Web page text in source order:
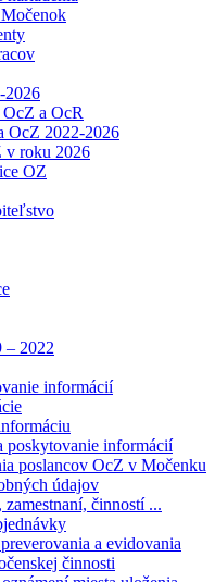
2026
a OcR
OcZ 2022-2026
v roku 2026
OZ
– 2022
informácií
poskytovanie informácií
poslancov OcZ v Močenku
údajov
činností ...
a evidovania
činnosti